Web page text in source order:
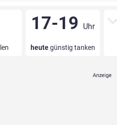
17-19 Uhr
heutegünstig tanken